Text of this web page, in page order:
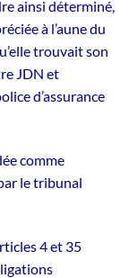
ainsi déterminé,
à l’aune du
trouvait son
JDN et
d’assurance
comme
le tribunal
4 et 35